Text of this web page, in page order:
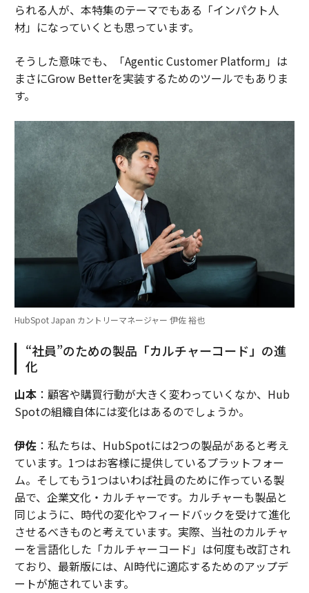
られる人が、本特集のテーマでもある「インパクト人
材」になっていくとも思っています。
そうした意味でも、「Agentic Customer Platform」は
まさにGrow Betterを実装するためのツールでもありま
す。
HubSpot Japan カントリーマネージャー 伊佐 裕也
“社員”のための製品「カルチャーコード」の進
化
山本：顧客や購買行動が大きく変わっていくなか、Hub
Spotの組織自体には変化はあるのでしょうか。
伊佐：私たちは、HubSpotには2つの製品があると考え
ています。1つはお客様に提供しているプラットフォー
ム。そしてもう1つはいわば社員のために作っている製
品で、企業文化・カルチャーです。カルチャーも製品と
同じように、時代の変化やフィードバックを受けて進化
させるべきものと考えています。実際、当社のカルチャ
ーを言語化した「カルチャーコード」は何度も改訂され
ており、最新版には、AI時代に適応するためのアップデ
ートが施されています。